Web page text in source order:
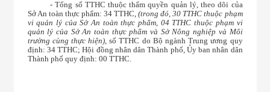
- Tổng số TTHC thuộc thẩm quyền quản lý, theo dõi của
Sở An toàn thực phẩm: 34 TTHC,(trong đó, 30 TTHC thuộc phạm
vi quản lý của Sở An toàn thực phẩm, 04 TTHC thuộc phạm vi
quản lý của Sở An toàn thực phẩm và Sở Nông nghiệp và Môi
trường cùng thực hiện), số TTHC do Bộ ngành Trung ương quy
định: 34 TTHC; Hội đồng nhân dân Thành phố, Ủy ban nhân dân
Thành phố quy định: 00 TTHC.